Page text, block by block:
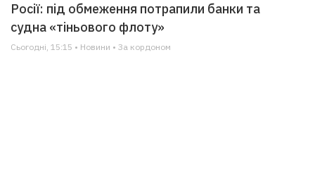
Росії: під обмеження потрапили банки та
судна «тіньового флоту»
Сьогодні, 15:15 • Новини • За кордоном